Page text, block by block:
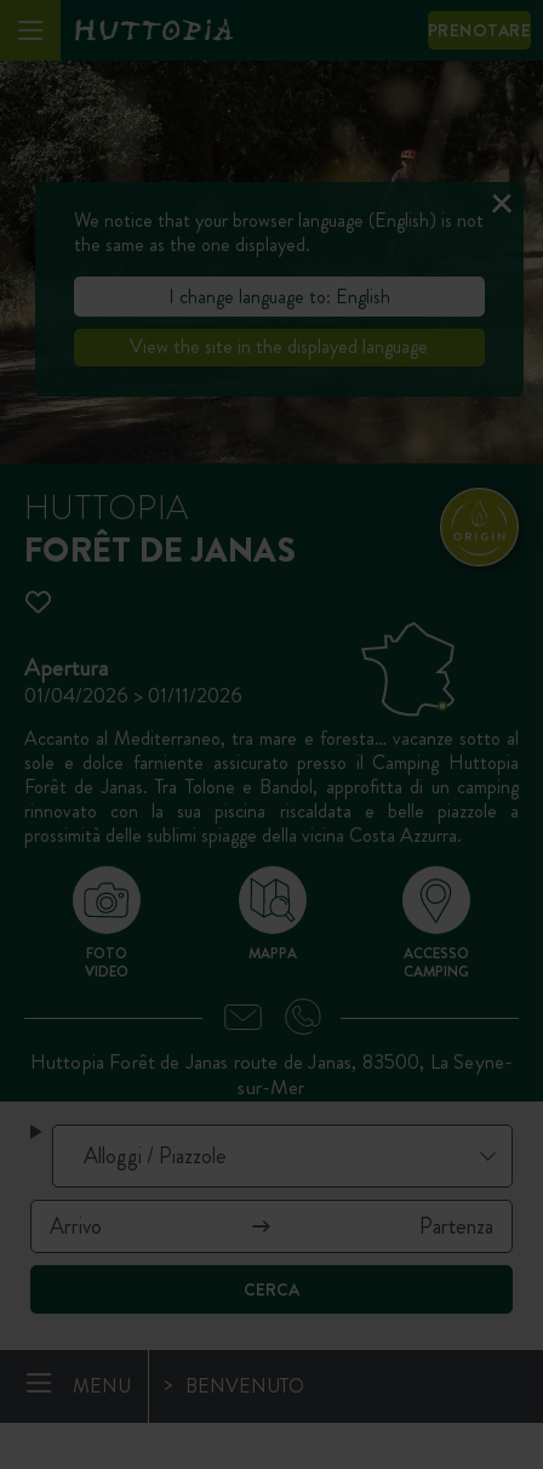
PRENOTARE
CERCA
HUTTOPIA
FORÊT DE JANAS
Apertura
01/04/2026 > 01/11/2026
Accanto al Mediterraneo, tra mare e foresta… vacanze sotto al
sole e dolce farniente assicurato presso il Camping Huttopia
Forêt de Janas. Tra Tolone e Bandol, approfitta di un camping
rinnovato con la sua piscina riscaldata e belle piazzole a
prossimità delle sublimi spiagge della vicina Costa Azzurra.
FOTO
VIDEO
MAPPA
ACCESSO
CAMPING
Huttopia Forêt de Janas route de Janas, 83500, La Seyne-
sur-Mer
MENU BENVENUTO
We notice that your browser language (English) is not
the same as the one displayed.
I change language to: English
View the site in the displayed language